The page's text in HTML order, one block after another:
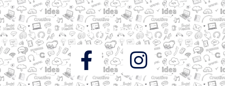
Siga a DigooWeb